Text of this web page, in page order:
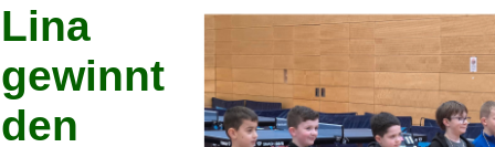
Lina
gewinnt
den